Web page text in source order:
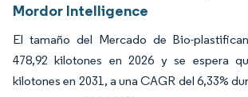
Mordor Intelligence
El tamaño del Mercado de Bio-
478,92 kilotones en 2026 y se espera
kilotones en 2031, a una CAGR del 6,33%